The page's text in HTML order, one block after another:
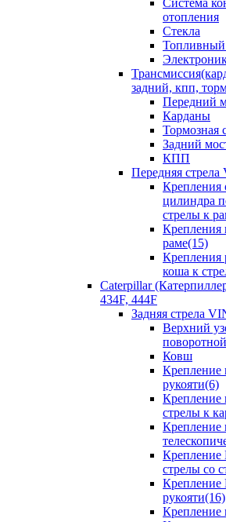
Система
отопления
Стекла
Топливный
задний, кпп,
Передний
Карданы
Тормозная
Задний
КПП
Передняя
Крепления
цилиндра
стрелы к
Крепления
раме(15)
Крепления
коша к
Caterpillar
434F, 444F
Задняя стрела
Верхний
Ковш
Крепление
рукояти(6)
Крепление
стрелы к
Крепление
Крепление
стрелы со
Крепление
рукояти(16)
Крепление